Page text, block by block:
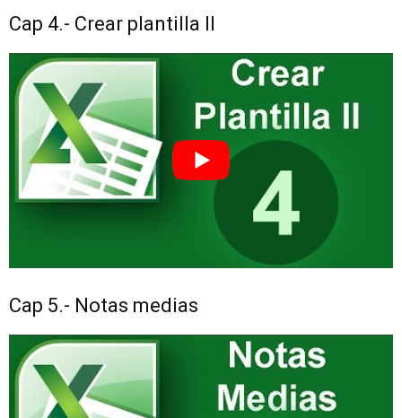
Cap 4.- Crear plantilla II
Cap 5.- Notas medias